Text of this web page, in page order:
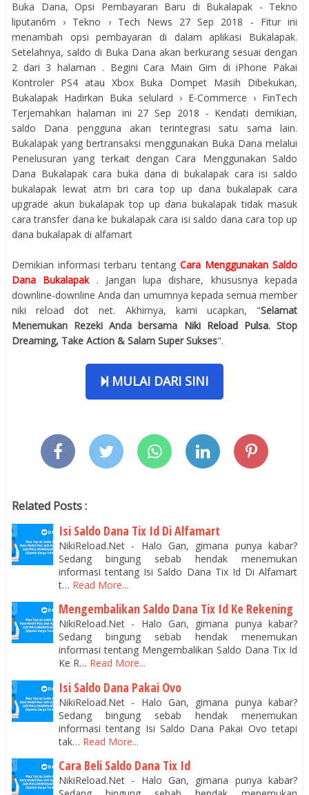
Buka Dana, Opsi Pembayaran Baru di Bukalapak - Tekno
liputan6m › Tekno › Tech News 27 Sep 2018 - Fitur ini
menambah opsi pembayaran di dalam aplikasi Bukalapak.
Setelahnya, saldo di Buka Dana akan berkurang sesuai dengan
2 dari 3 halaman . Begini Cara Main Gim di iPhone Pakai
Kontroler PS4 atau Xbox Buka Dompet Masih Dibekukan,
Bukalapak Hadirkan Buka selulard › E-Commerce › FinTech
Terjemahkan halaman ini 27 Sep 2018 - Kendati demikian,
saldo Dana pengguna akan terintegrasi satu sama lain.
Bukalapak yang bertransaksi menggunakan Buka Dana melalui
Penelusuran yang terkait dengan Cara Menggunakan Saldo
Dana Bukalapak cara buka dana di bukalapak cara isi saldo
bukalapak lewat atm bri cara top up dana bukalapak cara
upgrade akun bukalapak top up dana bukalapak tidak masuk
cara transfer dana ke bukalapak cara isi saldo dana cara top up
dana bukalapak di alfamart
Demikian informasi terbaru tentang Cara Menggunakan Saldo
Dana Bukalapak . Jangan lupa dishare, khususnya kepada
downline-downline Anda dan umumnya kepada semua member
niki reload dot net. Akhirnya, kami ucapkan, "Selamat
Menemukan Rezeki Anda bersama Niki Reload Pulsa. Stop
Dreaming, Take Action & Salam Super Sukses".
MULAI DARI SINI
Related Posts :
Isi Saldo Dana Tix Id Di Alfamart
NikiReload.Net - Halo Gan, gimana punya kabar?
Sedang bingung sebab hendak menemukan
informasi tentang Isi Saldo Dana Tix Id Di Alfamart
t… Read More...
Mengembalikan Saldo Dana Tix Id Ke Rekening
NikiReload.Net - Halo Gan, gimana punya kabar?
Sedang bingung sebab hendak menemukan
informasi tentang Mengembalikan Saldo Dana Tix Id
Ke R… Read More...
Isi Saldo Dana Pakai Ovo
NikiReload.Net - Halo Gan, gimana punya kabar?
Sedang bingung sebab hendak menemukan
informasi tentang Isi Saldo Dana Pakai Ovo tetapi
tak… Read More...
Cara Beli Saldo Dana Tix Id
NikiReload.Net - Halo Gan, gimana punya kabar?